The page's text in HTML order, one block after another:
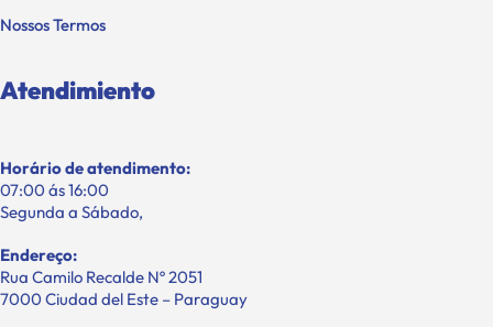
Nossos Termos
Atendimiento
Horário de atendimento:
07:00 ás 16:00
Segunda a Sábado,
Endereço:
Rua Camilo Recalde Nº 2051
7000 Ciudad del Este – Paraguay